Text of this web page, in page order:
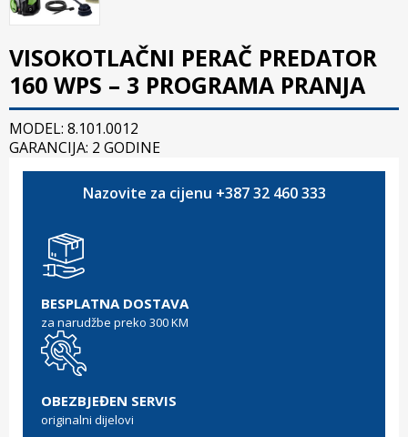
VISOKOTLAČNI PERAČ PREDATOR
160 WPS – 3 PROGRAMA PRANJA
MODEL: 8.101.0012
GARANCIJA: 2 GODINE
Nazovite za cijenu +387 32 460 333
BESPLATNA DOSTAVA
za narudžbe preko 300 KM
OBEZBJEĐEN SERVIS
originalni dijelovi